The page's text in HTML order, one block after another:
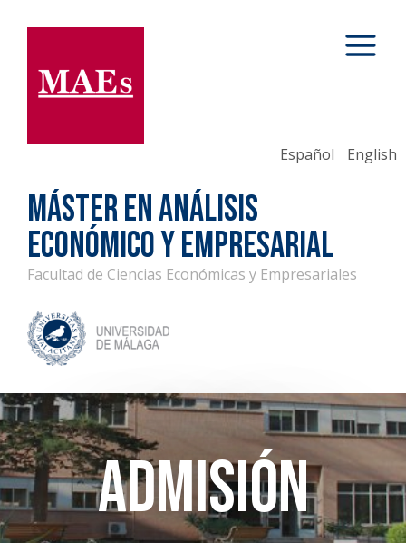
Español English
MÁSTER EN ANÁLISIS
ECONÓMICO Y EMPRESARIAL
Facultad de Ciencias Económicas y Empresariales
Admisión